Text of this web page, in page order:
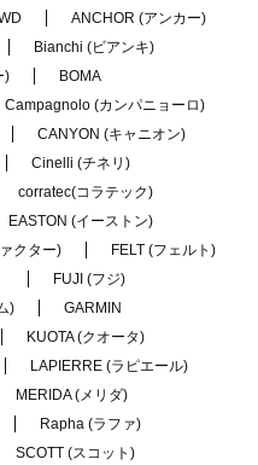
ANCHOR (アンカー)
Bianchi (ビアンキ)
)
BOMA
Campagnolo (カンパニョーロ)
CANYON (キャニオン)
Cinelli (チネリ)
corratec(コラテック)
EASTON (イーストン)
クター)
FELT (フェルト)
FUJI (フジ)
)
GARMIN
KUOTA (クオータ)
LAPIERRE (ラピエール)
MERIDA (メリダ)
Rapha (ラファ)
SCOTT (スコット)